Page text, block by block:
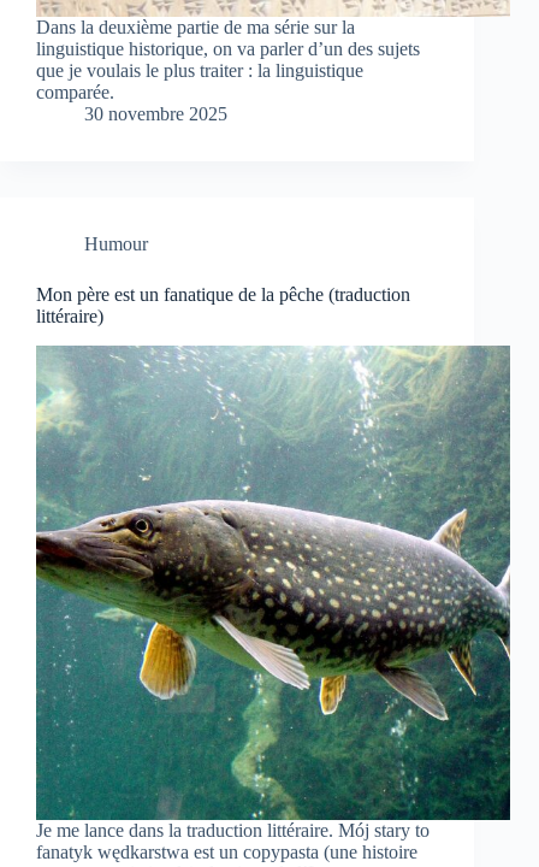
Dans la deuxième partie de ma série sur la
linguistique historique, on va parler d’un des sujets
que je voulais le plus traiter : la linguistique
comparée.
30 novembre 2025
Humour
Mon père est un fanatique de la pêche (traduction
littéraire)
Je me lance dans la traduction littéraire. Mój stary to
fanatyk wędkarstwa est un copypasta (une histoire